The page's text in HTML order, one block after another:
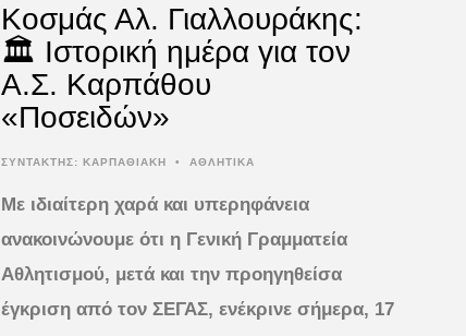
Kοσμάς Αλ. Γιαλλουράκης:
🏛️ Ιστορική ημέρα για τον
Α.Σ. Καρπάθου
«Ποσειδών»
ΣΥΝΤΆΚΤΗΣ: ΚΑΡΠΑΘΙΑΚΗ • ΑΘΛΗΤΙΚΑ
Με ιδιαίτερη χαρά και υπερηφάνεια
ανακοινώνουμε ότι η Γενική Γραμματεία
Αθλητισμού, μετά και την προηγηθείσα
έγκριση από τον ΣΕΓΑΣ, ενέκρινε σήμερα, 17